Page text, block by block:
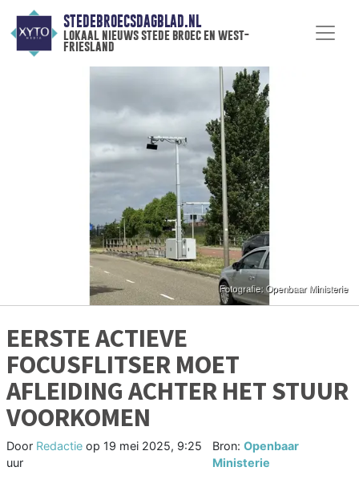
STEDEBROECSDAGBLAD.NL
lokaal nieuws stede broec en west-
friesland
EERSTE ACTIEVE
FOCUSFLITSER MOET
AFLEIDING ACHTER HET STUUR
VOORKOMEN
Door Redactie op 19 mei 2025, 9:25
uur
Bron:Openbaar
Ministerie